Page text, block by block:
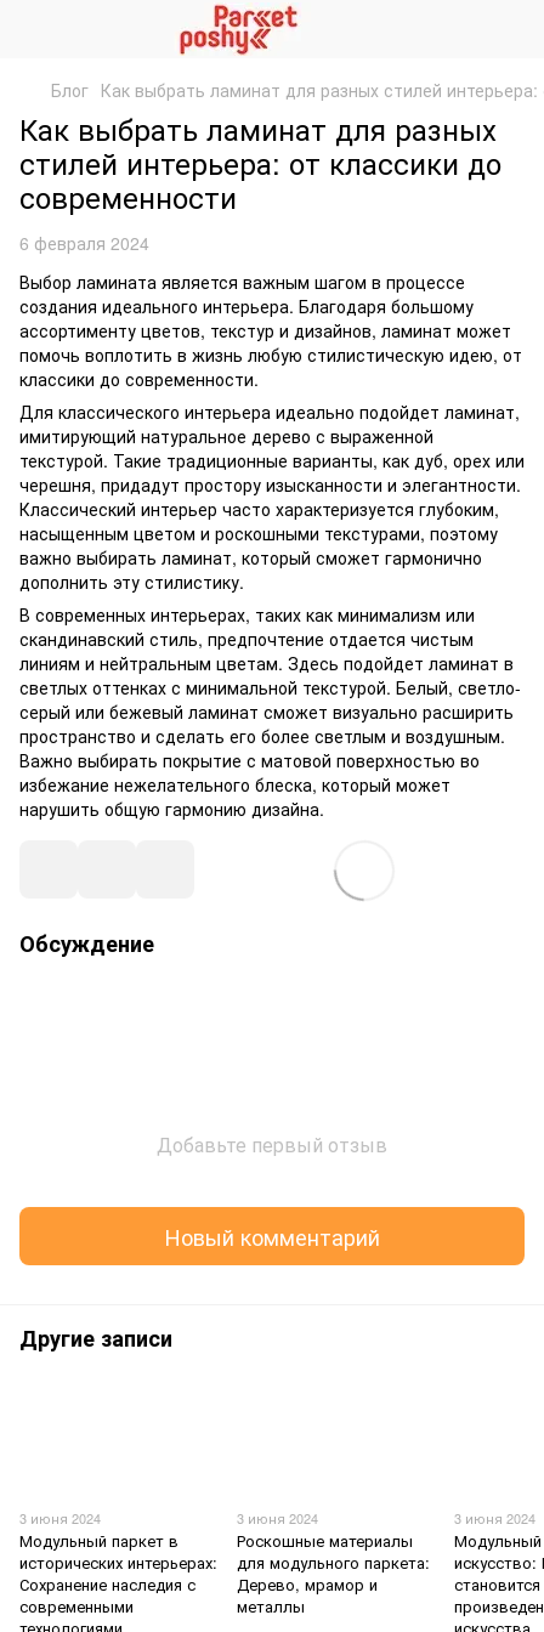
Блог Как выбрать ламинат для разных стилей
Как выбрать ламинат для разных
стилей интерьера: от классики до
современности
6 февраля 2024
Выбор ламината является важным шагом в процессе
создания идеального интерьера. Благодаря большому
ассортименту цветов, текстур и дизайнов, ламинат может
помочь воплотить в жизнь любую стилистическую идею, от
классики до современности.
Для классического интерьера идеально подойдет ламинат,
имитирующий натуральное дерево с выраженной
текстурой. Такие традиционные варианты, как дуб, орех или
черешня, придадут простору изысканности и элегантности.
Классический интерьер часто характеризуется глубоким,
насыщенным цветом и роскошными текстурами, поэтому
важно выбирать ламинат, который сможет гармонично
дополнить эту стилистику.
В современных интерьерах, таких как минимализм или
скандинавский стиль, предпочтение отдается чистым
линиям и нейтральным цветам. Здесь подойдет ламинат в
светлых оттенках с минимальной текстурой. Белый, светло-
серый или бежевый ламинат сможет визуально расширить
пространство и сделать его более светлым и воздушным.
Важно выбирать покрытие с матовой поверхностью во
избежание нежелательного блеска, который может
нарушить общую гармонию дизайна.
Обсуждение
Добавьте первый отзыв
Новый комментарий
Другие записи
3 июня 2024
Модульный паркет в
исторических интерьерах:
Сохранение наследия с
современными
3 июня 2024
Роскошные материалы
для модульного паркета:
Дерево, мрамор и
металлы
3 июня 2024
Модульный
становится